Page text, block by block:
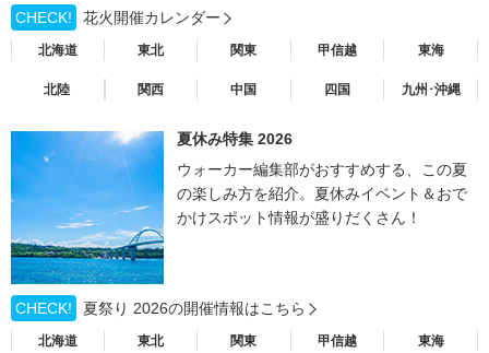
CHECK!
花火開催カレンダー
北海道 東北 関東 甲信越 東海
北陸 関西 中国 四国 九州･沖縄
夏休み特集 2026
ウォーカー編集部がおすすめする、この夏
の楽しみ方を紹介。夏休みイベント＆おで
かけスポット情報が盛りだくさん！
CHECK! 夏祭り 2026の開催情報はこちら
北海道 東北 関東 甲信越 東海